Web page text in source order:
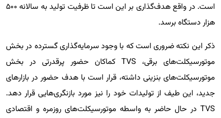
است. در واقع هدف‌گذاری بر این است تا ظرفیت تولید به سالانه ۵۰۰
هزار دستگاه برسد.
ذکر این نکته ضروری است که با وجود سرمایه‌گذاری گسترده در بخش
موتورسیکلت‌های برقی، TVS کماکان حضور پرقدرتی در بخش
موتورسیکلت‌های بنزینی داشته، قرار است با هدف حضور در بازارهای
جدید، این طیف از تولیدات خود را نیز مورد بازنگری‌‎هایی قرار دهد.
TVS در حال حاضر به واسطه موتورسیکلت‌های روزمره و اقتصادی